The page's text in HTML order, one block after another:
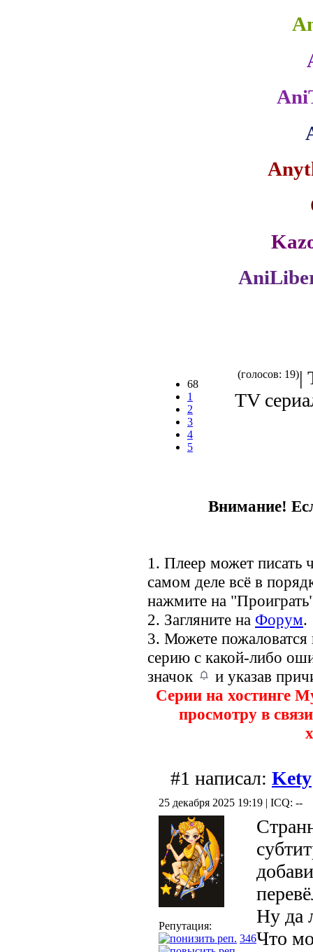
68
1
2
3
4
5
(голосов: 19)|
TV
Внимание!
1. Плеер может писать
самом деле всё в
нажмите на
2. Загляните на Форум.
3. Можете
серию с какой-либо
значок
и указав
Серии на хостинге
просмотру в
#1 написал: Kety
25 декабря 2025 19:19 | ICQ: --
Репутация:
346
Ну да
Что